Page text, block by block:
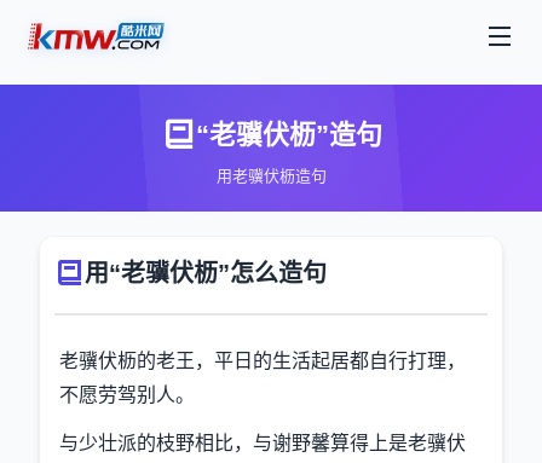
“老骥伏枥”造句
用老骥伏枥造句
用“老骥伏枥”怎么造句
老骥伏枥的老王，平日的生活起居都自行打理，
不愿劳驾别人。
与少壮派的枝野相比，与谢野馨算得上是老骥伏